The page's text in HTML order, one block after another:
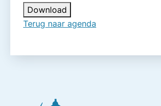
Download
Terug naar agenda